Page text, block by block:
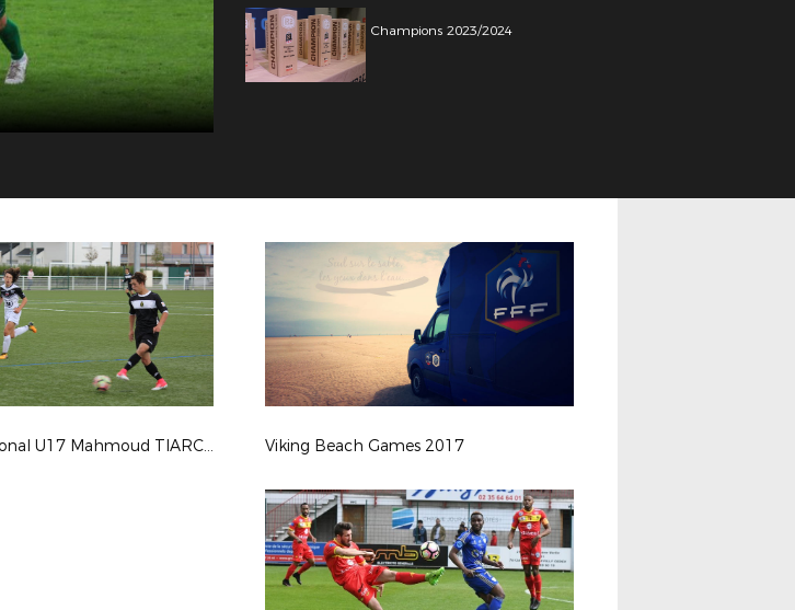
Champions 2023/2024
Tournoi National U17 Mahmoud TIARCI - Saison 2017-2018 Viking Beach Games 2017